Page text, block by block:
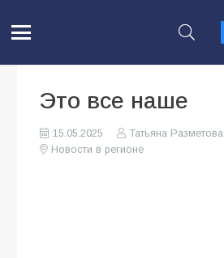
Это все наше
15.05.2025
Татьяна Разметова
Новости в регионе